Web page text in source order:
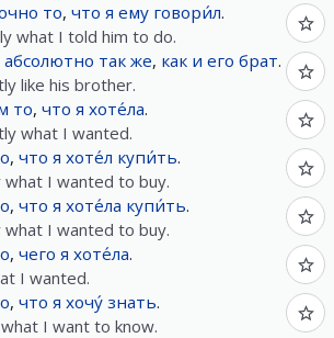
то, что я ему говори́л.
what I told him to do.
абсолютно так же, как и его брат.
like his brother.
то, что я хоте́ла.
what I wanted.
, что я хоте́л купи́ть.
what I wanted to buy.
, что я хоте́ла купи́ть.
what I wanted to buy.
, чего я хоте́ла.
I wanted.
, что я хочу́ знать.
I want to know.